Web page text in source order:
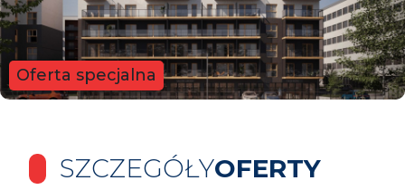
Oferta specjalna
SZCZEGÓŁYOFERTY